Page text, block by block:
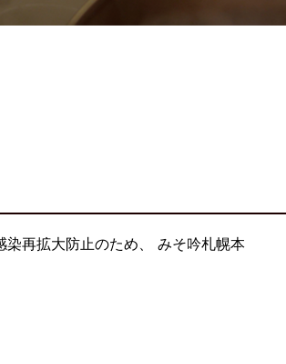
再拡大防止のため、 みそ吟札幌本